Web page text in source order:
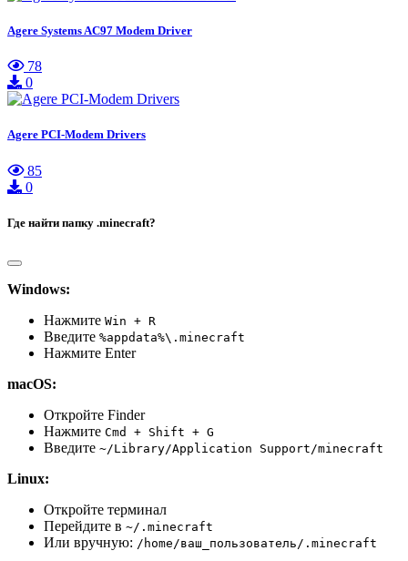
Agere Systems AC97 Modem Driver
78
0
Agere PCI-Modem Drivers
85
0
Где найти папку .minecraft?
Windows:
Нажмите Win + R
Введите %appdata%\.minecraft
Нажмите Enter
macOS:
Откройте Finder
Нажмите Cmd + Shift + G
Введите ~/Library/Application Support/minecraft
Linux:
Откройте терминал
Перейдите в ~/.minecraft
Или вручную: /home/ваш_пользователь/.minecraft